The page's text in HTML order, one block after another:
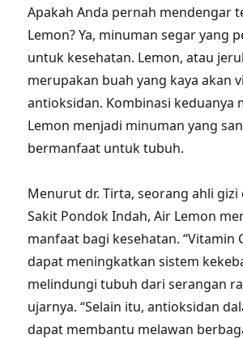
Apakah Anda pernah mendengar
Lemon? Ya, minuman segar yang
untuk kesehatan. Lemon, atau
merupakan buah yang kaya akan
antioksidan. Kombinasi keduanya
Lemon menjadi minuman yang
bermanfaat untuk tubuh.
Menurut dr. Tirta, seorang ahli gizi
Sakit Pondok Indah, Air Lemon
manfaat bagi kesehatan. “Vitamin
dapat meningkatkan sistem
melindungi tubuh dari serangan
ujarnya. “Selain itu, antioksidan
dapat membantu melawan